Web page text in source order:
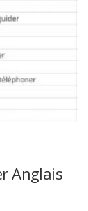
Anglais